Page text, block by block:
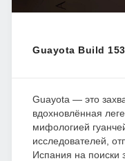
Guayota Build
Guayota — это
вдохновлённая
мифологией
исследователей,
Испания на поиски